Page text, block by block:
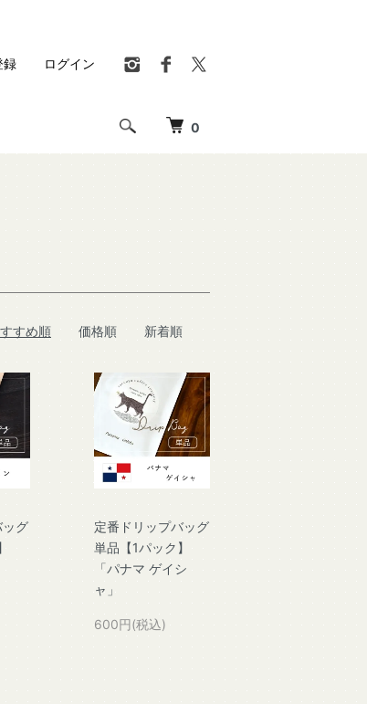
0
録 ログイン
すめ順 価格順 新着順
ッグ
定番ドリップバッグ
単品【1パック】
「パナマ ゲイシ
ャ」
600円(税込)